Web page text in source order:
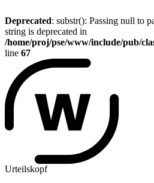
Deprecated: substr(): Passing null to
string is deprecated in
/home/proj/pse/www/include/pub/
line 67
Urteilskopf